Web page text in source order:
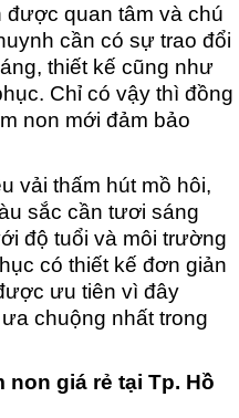
được quan tâm và chú
cần có sự trao đổi
thiết kế cũng như
Chỉ có vậy thì đồng
non mới đảm bảo
vải thấm hút mồ hôi,
sắc cần tươi sáng
độ tuổi và môi trường
có thiết kế đơn giản
ưu tiên vì đây
chuộng nhất trong
giá rẻ tại Tp. Hồ